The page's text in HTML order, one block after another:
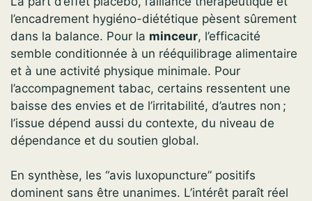
l’encadrement hygiéno-diététique pèsent sûrement
dans la balance. Pour la minceur, l’efficacité
semble conditionnée à un rééquilibrage alimentaire
et à une activité physique minimale. Pour
l’accompagnement tabac, certains ressentent une
baisse des envies et de l’irritabilité, d’autres non ;
l’issue dépend aussi du contexte, du niveau de
dépendance et du soutien global.
En synthèse, les “avis luxopuncture” positifs
dominent sans être unanimes. L’intérêt paraît réel